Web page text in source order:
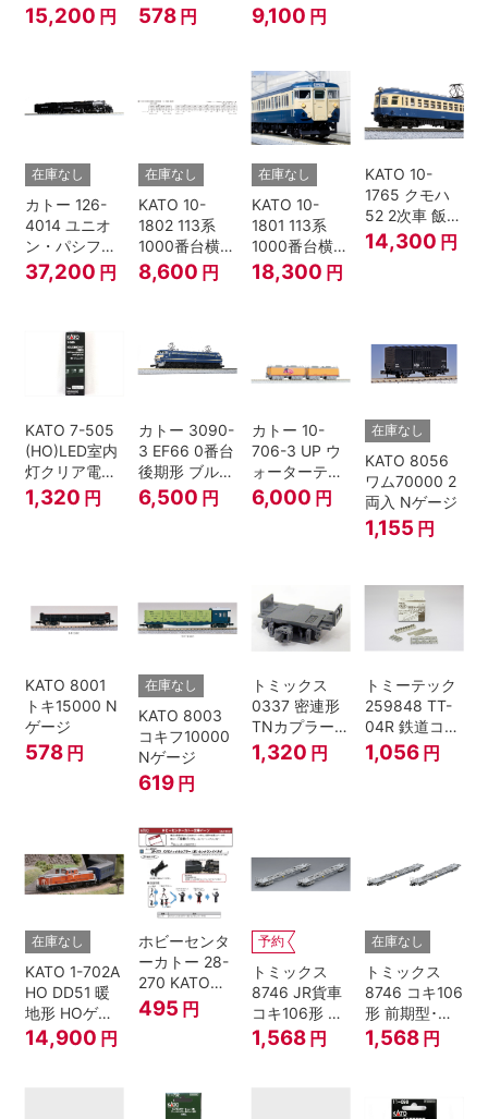
基本4両セッ
ト Nゲージ
15,200 円 578 円
増結3両セッ
ト Nゲージ
9,100 円
在庫なし
カトー 126-
4014 ユニオ
ン・パシフィ
ック鉄道 ビッ
グボーイ＃
37,200 円
在庫なし
KATO 10-
1802 113系
1000番台横須
賀・総武快速
線 増結4両セ
8,600 円
在庫なし
KATO 10-
1801 113系
1000番台横須
賀・総武快速
線 基本7両セ
18,300 円
KATO 10-
1765 クモハ
52 2次車 飯田
線 4両セット
Nゲージ
14,300 円
KATO 7-505
(HO)LED室内
灯クリア電球
色
1,320 円
カトー 3090-
3 EF66 0番台
後期形 ブルー
トレイン牽引
機
6,500 円
カトー 10-
706-3 UP ウ
ォーターテン
ダー 2両入
6,000 円
在庫なし
KATO 8056
ワム70000 2
両入 Nゲージ
1,155 円
KATO 8001
トキ15000 N
ゲージ
578 円
在庫なし
KATO 8003
コキフ10000
Nゲージ
619 円
トミックス
0337 密連形
TNカプラー
(6個入・SPタ
イプ)
1,320 円
トミーテック
259848 TT-
04R 鉄道コレ
クション
1,056 円
在庫なし
KATO 1-702A
HO DD51 暖
地形 HOゲー
ジ
14,900 円
ホビーセンタ
ーカトー 28-
270 KATOナ
ックルカプラ
ー 黒 センタ
495 円
予約
トミックス
8746 JR貨車
コキ106形 前
期型･新塗装･
コンテナな
1,568 円
在庫なし
トミックス
8746 コキ106
形 前期型･新
塗装･コンテ
ナなし･2両セ
1,568 円